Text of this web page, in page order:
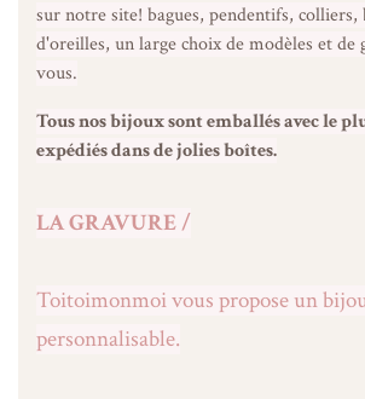
sur notre site! bagues, pendentifs, colliers,
d'oreilles, un large choix de modèles et de
vous.
Tous nos bijoux sont emballés avec le
expédiés dans de jolies boîtes.
LA GRAVURE /
Toitoimonmoi vous propose un
personnalisable.